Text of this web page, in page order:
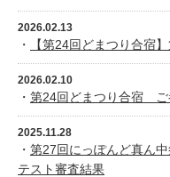
2026.02.13
・ 【第24回どまつり合宿
2026.02.10
・ 第24回どまつり合宿 ご
2025.11.28
・ 第27回にっぽんど真ん
テスト審査結果